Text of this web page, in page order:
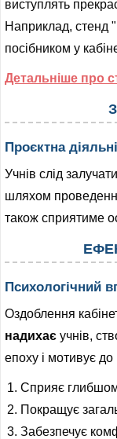
виступлять
Наприклад, стенд
посібником у
Детальніше про
Проєктна
Учнів слід
шляхом
також сприятиме
Психологічний
Оздоблення
надихає учнів,
епоху і мотивує
Сприяє
Покращує
Забезпечує